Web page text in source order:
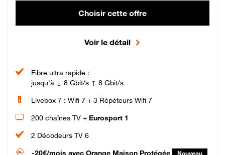
Choisir cette offre
Voir le détail
Fibre ultra rapide :
jusqu'à ↓ 8 Gbit/s ↑ 8 Gbit/s
Livebox 7 : Wifi 7 + 3 Répéteurs Wifi 7
200 chaînes TV + Eurosport 1
2 Décodeurs TV 6
-20€/mois avec Orange Maison Protégée Nouveau